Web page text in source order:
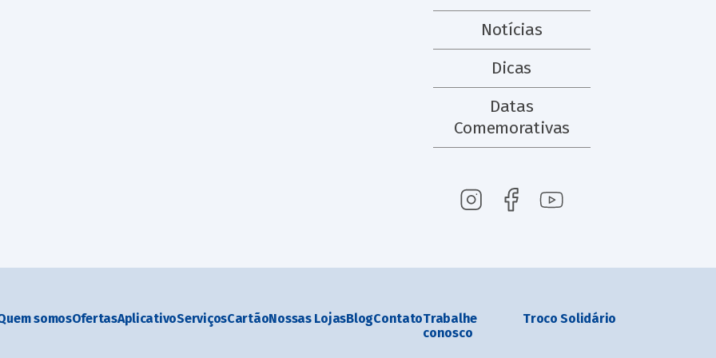
Notícias
Dicas
Datas
Comemorativas
somosOfertasAplicativoServiçosCartãoNossas LojasBlogContatoTrabalhe
conosco
Troco Solidário